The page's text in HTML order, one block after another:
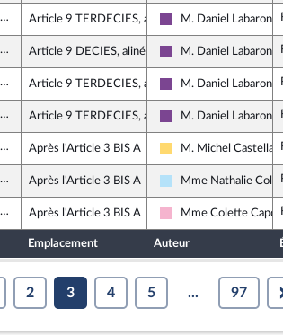
Projet de loi relatif à la lutte contre les fraudes sociales et fiscales Article 9 TERDECIES, alinéa 6
Ensemble pour la
M. Daniel
Projet de loi relatif à la lutte contre les fraudes sociales et fiscales Article 9 DECIES, alinéa 2
Ensemble pour la
M. Daniel
Projet de loi relatif à la lutte contre les fraudes sociales et fiscales Article 9 TERDECIES, alinéa 1
Ensemble pour la
M. Daniel
Projet de loi relatif à la lutte contre les fraudes sociales et fiscales Article 9 TERDECIES, alinéa 2
Ensemble pour la
M. Daniel
Projet de loi relatif à la lutte contre les fraudes sociales et fiscales Après l'Article 3 BIS A
Libertés,
M. Michel Castellani
Projet de loi relatif à la lutte contre les fraudes sociales et fiscales Après l'Article 3 BIS A
Horizons &
Mme Nathalie
Projet de loi relatif à la lutte contre les fraudes sociales et fiscales Après l'Article 3 BIS A
Socialistes et
Mme Colette
Emplacement Auteur
2 3 4 5 ... 97